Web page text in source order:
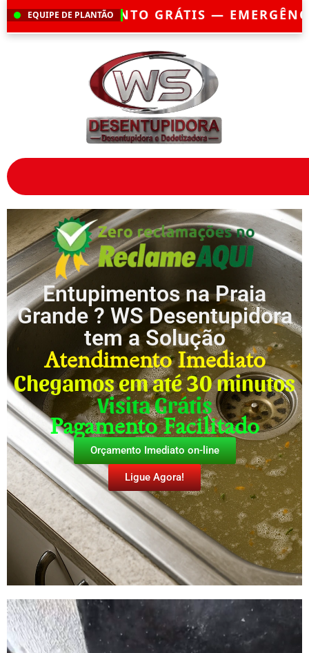
EQUIPE DE PLANTÃO
CHEGAMOS EM ATÉ 30 MINUTOS—
Entupimentos na Praia
Grande ? WS Desentupidora
tem a Solução
Atendimento Imediato
Chegamos em até 30 minutos
Visita Grátis
Pagamento Facilitado
Orçamento Imediato on-line
Ligue Agora!